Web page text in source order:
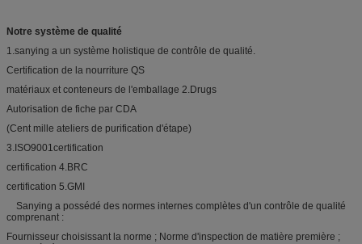
Notre système de qualité
1.sanying a un système holistique de contrôle de qualité.
Certification de la nourriture QS
matériaux et conteneurs de l'emballage 2.Drugs
Autorisation de fiche par CDA
(Cent mille ateliers de purification d'étape)
3.ISO9001certification
certification 4.BRC
certification 5.GMI
Sanying a possédé des normes internes complètes d'un contrôle de qualité
comprenant :
Fournisseur choisissant la norme ; Norme d'inspection de matière première ;